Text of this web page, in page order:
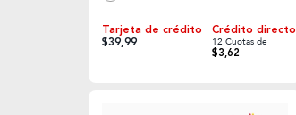
Tarjeta de crédito
$39,99
Crédito directo
12 Cuotas de
$3,62